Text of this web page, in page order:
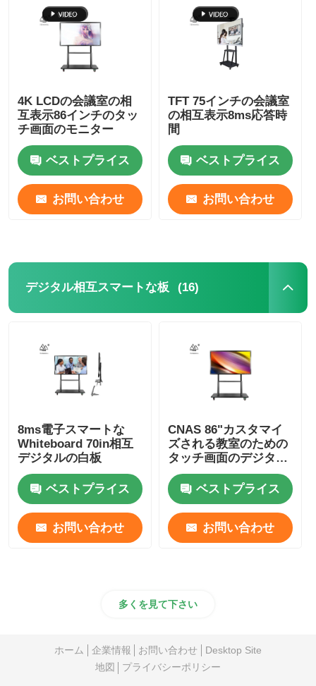
4K LCDの会議室の相
互表示86インチのタッ
チ画面のモニター
ベストプライス
お問い合わせ
TFT 75インチの会議室
の相互表示8ms応答時
間
ベストプライス
お問い合わせ
デジタル相互スマートな板 (16)
8ms電子スマートな
Whiteboard 70in相互
デジタルの白板
ベストプライス
お問い合わせ
CNAS 86"カスタマイ
ズされる教室のための
タッチ画面のデジタル
スマートな板
ベストプライス
お問い合わせ
多くを見て下さい
ホーム 企業情報 お問い合わせ
Desktop Site
地図
プライバシーポリシー